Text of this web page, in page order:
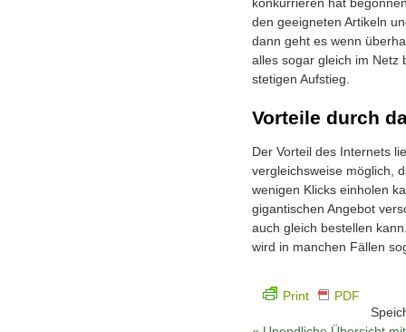
den geeigneten Artikeln
dann geht es wenn
alles sogar gleich im Netz
stetigen Aufstieg.
Vorteile durch
Der Vorteil des Internets
vergleichsweise möglich,
wenigen Klicks einholen
gigantischen Angebot
auch gleich bestellen
wird in manchen Fällen
Print
PDF